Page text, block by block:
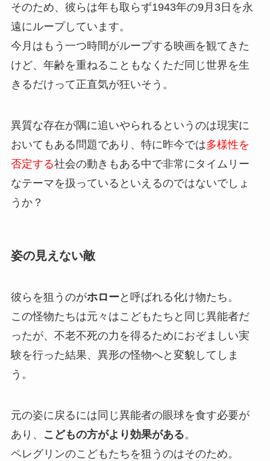
そのため、彼らは年も取らず1943年の9月3日を永
遠にループしています。
今月はもう一つ時間がループする映画を観てきた
けど、年齢を重ねることもなくただ同じ世界を生
きるだけって正直気が狂いそう。
異質な存在が隅に追いやられるというのは現実に
おいてもある問題であり、特に昨今では多様性を
否定する社会の動きもある中で非常にタイムリー
なテーマを扱っているといえるのではないでしょ
うか？
姿の見えない敵
彼らを狙うのがホロー と呼ばれる化け物たち。
この怪物たちは元々はこどもたちと同じ異能者だ
ったが、不老不死の力を得るためにおぞましい実
験を行った結果、異形の怪物へと変貌してしま
う。
元の姿に戻るには同じ異能者の眼球を食す必要が
あり、
こどもの方がより効果がある。
ペレグリンのこどもたちを狙うのはそのため。